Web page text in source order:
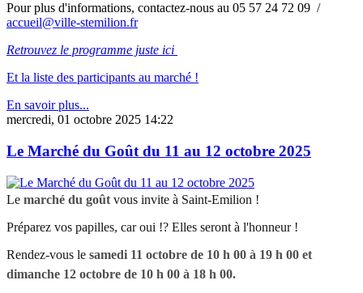
Pour plus d'informations, contactez-nous au 05 57 24 72 09 /
accueil@ville-stemilion.fr
Retrouvez le programme juste ici
Et la liste des participants au marché !
En savoir plus...
mercredi, 01 octobre 2025 14:22
Le Marché du Goût du 11 au 12 octobre 2025
Le marché du goût vous invite à Saint-Emilion !
Préparez vos papilles, car oui !? Elles seront à l'honneur !
Rendez-vous le samedi 11 octobre de 10 h 00 à 19 h 00 et
dimanche 12 octobre de 10 h 00 à 18 h 00.